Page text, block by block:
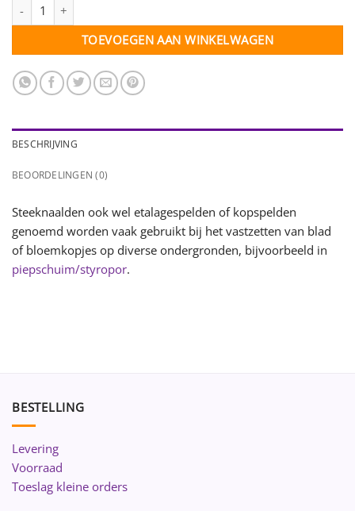
TOEVOEGEN AAN WINKELWAGEN
BESCHRIJVING
BEOORDELINGEN (0)
Steeknaalden ook wel etalagespelden of kopspelden
genoemd worden vaak gebruikt bij het vastzetten van blad
of bloemkopjes op diverse ondergronden, bijvoorbeeld in
piepschuim/styropor.
BESTELLING
Levering
Voorraad
Toeslag kleine orders